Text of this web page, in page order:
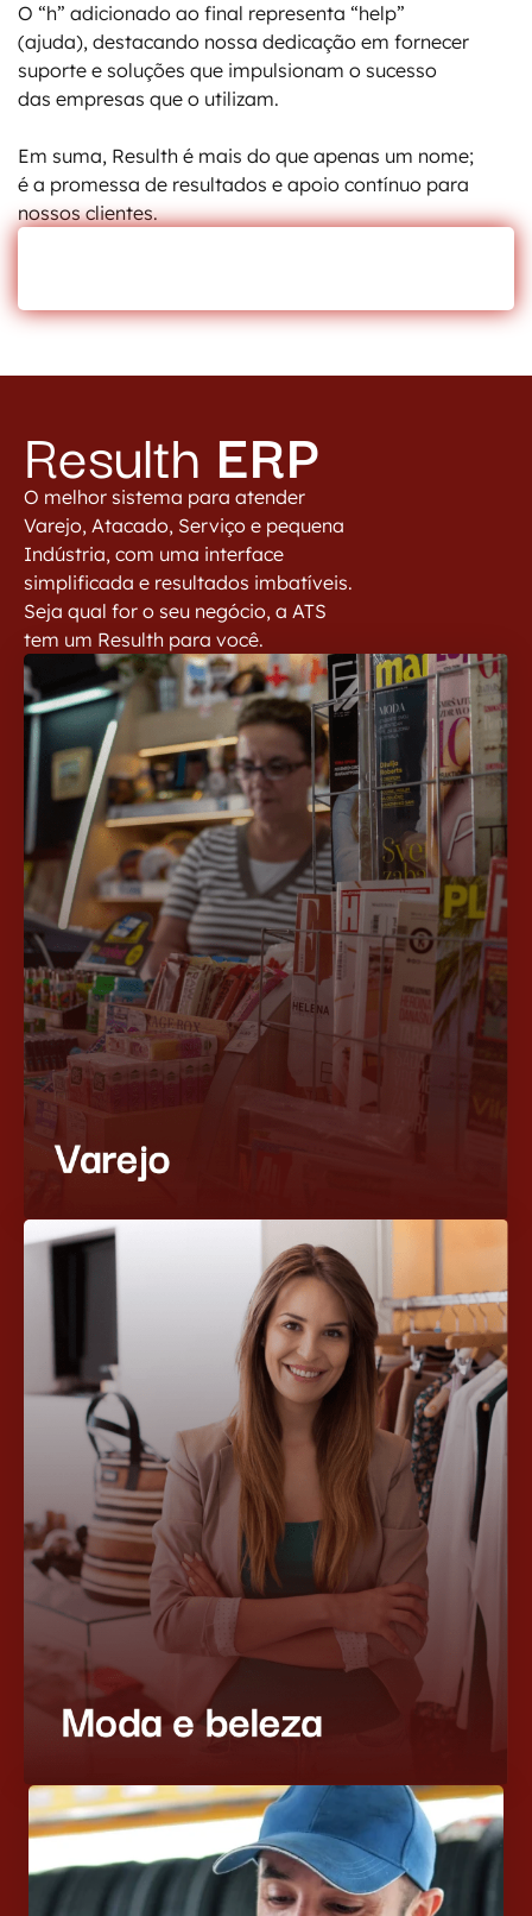
O “h” adicionado ao final representa “help”
(ajuda), destacando nossa dedicação em fornecer
suporte e soluções que impulsionam o sucesso
das empresas que o utilizam.
Em suma, Resulth é mais do que apenas um nome;
é a promessa de resultados e apoio contínuo para
nossos clientes.
Resulth ERP
O melhor sistema para atender
Varejo, Atacado, Serviço e pequena
Indústria, com uma interface
simplificada e resultados imbatíveis.
Seja qual for o seu negócio, a ATS
tem um Resulth para você.